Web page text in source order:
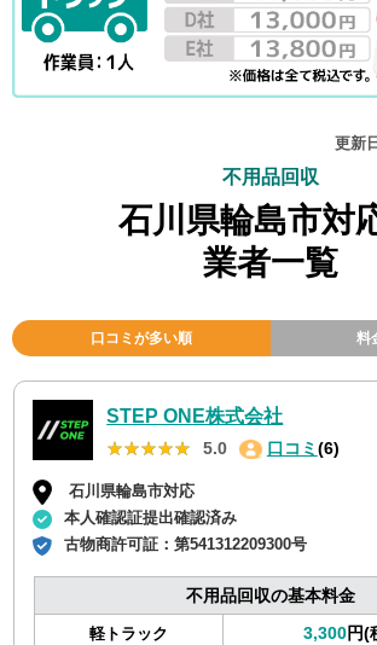
更新
不用品回収
石川県輪島市対
業者一覧
口コミが多い順 料
STEP ONE株式会社
★★★★★
★★★★★ 5.0 口コミ (6)
石川県輪島市対応
本人確認証提出確認済み
古物商許可証：第541312209300号
不用品回収の基本料金
軽トラック 3,300円(